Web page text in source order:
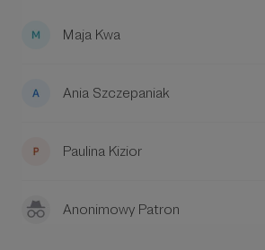
Maja Kwa
Ania Szczepaniak
Paulina Kizior
Anonimowy Patron